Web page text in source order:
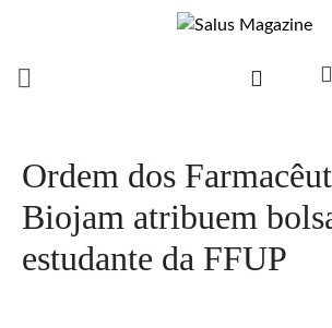
Ordem dos
Biojam atribuem
estudante da FFUP